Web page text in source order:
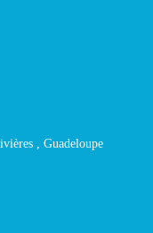
, Guadeloupe